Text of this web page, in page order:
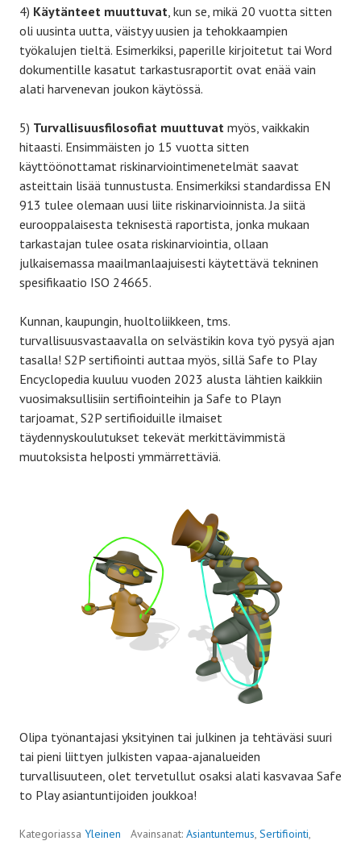
4) Käytänteet muuttuvat, kun se, mikä 20 vuotta sitten
oli uusinta uutta, väistyy uusien ja tehokkaampien
työkalujen tieltä. Esimerkiksi, paperille kirjoitetut tai Word
dokumentille kasatut tarkastusraportit ovat enää vain
alati harvenevan joukon käytössä.
5) Turvallisuusfilosofiat muuttuvat myös, vaikkakin
hitaasti. Ensimmäisten jo 15 vuotta sitten
käyttöönottamat riskinarviointimenetelmät saavat
asteittain lisää tunnustusta. Ensimerkiksi standardissa EN
913 tulee olemaan uusi liite riskinarvioinnista. Ja siitä
eurooppalaisesta teknisestä raportista, jonka mukaan
tarkastajan tulee osata riskinarviointia, ollaan
julkaisemassa maailmanlaajuisesti käytettävä tekninen
spesifikaatio ISO 24665.
Kunnan, kaupungin, huoltoliikkeen, tms.
turvallisuusvastaavalla on selvästikin kova työ pysyä ajan
tasalla! S2P sertifiointi auttaa myös, sillä Safe to Play
Encyclopedia kuuluu vuoden 2023 alusta lähtien kaikkiin
vuosimaksullisiin sertifiointeihin ja Safe to Playn
tarjoamat, S2P sertifioiduille ilmaiset
täydennyskoulutukset tekevät merkittävimmistä
muutoksista helposti ymmärrettäviä.
Olipa työnantajasi yksityinen tai julkinen ja tehtäväsi suuri
tai pieni liittyen julkisten vapaa-ajanalueiden
turvallisuuteen, olet tervetullut osaksi alati kasvavaa Safe
to Play asiantuntijoiden joukkoa!
Kategoriassa Yleinen Avainsanat: Asiantuntemus, Sertifiointi,